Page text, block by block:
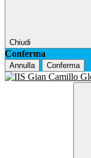
Chiudi
Conferma
Annulla Conferma